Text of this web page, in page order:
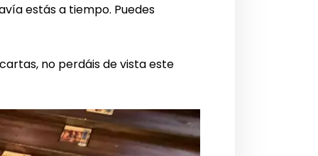
estás a tiempo. Puedes
no perdáis de vista este